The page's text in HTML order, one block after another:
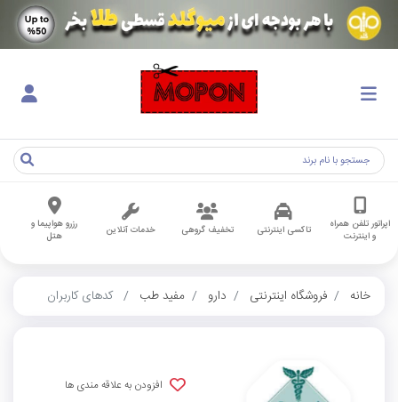
اپراتور تلفن همراه
و اینترنت
تاکسی اینترنتی تخفیف گروهی خدمات آنلاین
رزرو هواپیما و
هتل
خانه فروشگاه اینترنتی دارو مفید طب کدهای کاربران
افزودن به علاقه مندی ها